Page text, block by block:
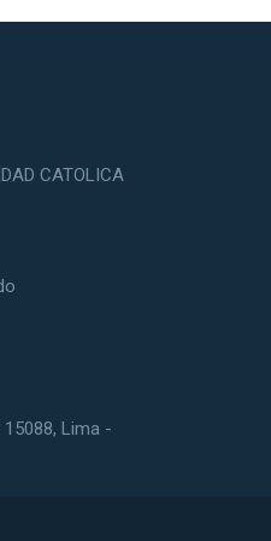
CATOLICA
15088, Lima -